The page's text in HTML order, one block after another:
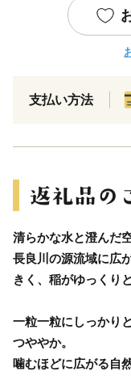
支払い方法
清らかな水と澄んだ
長良川の源流域に広
きく、稲がゆっくり
一粒一粒にしっかり
つややか。
噛むほどに広がる自